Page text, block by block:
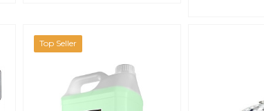
Top Seller